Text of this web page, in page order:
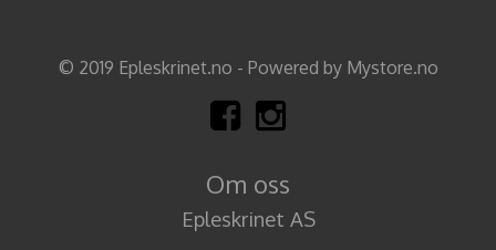
© 2019 Epleskrinet.no - Powered by Mystore.no
Om oss
Epleskrinet AS